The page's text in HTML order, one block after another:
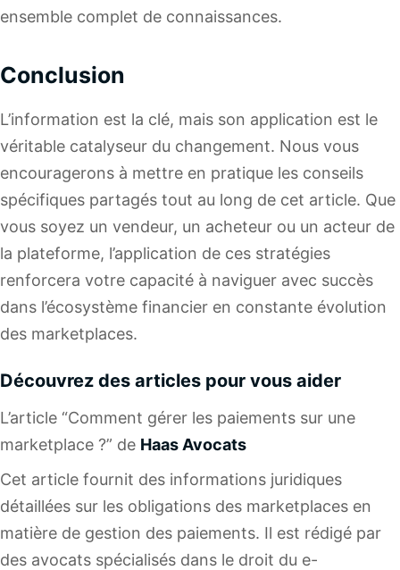
ensemble complet de connaissances.
Conclusion
L’information est la clé, mais son application est le
véritable catalyseur du changement. Nous vous
encouragerons à mettre en pratique les conseils
spécifiques partagés tout au long de cet article. Que
vous soyez un vendeur, un acheteur ou un acteur de
la plateforme, l’application de ces stratégies
renforcera votre capacité à naviguer avec succès
dans l’écosystème financier en constante évolution
des marketplaces.
Découvrez des articles pour vous aider
L’article “Comment gérer les paiements sur une
marketplace ?” de Haas Avocats
Cet article fournit des informations juridiques
détaillées sur les obligations des marketplaces en
matière de gestion des paiements. Il est rédigé par
des avocats spécialisés dans le droit du e-